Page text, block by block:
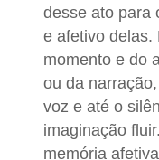
desse ato para
e afetivo delas.
momento e do
ou da
voz e até o
imaginação
memória